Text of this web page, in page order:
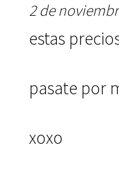
2 de
estas
pasate por
xoxo